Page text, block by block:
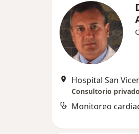
Consultorio privado